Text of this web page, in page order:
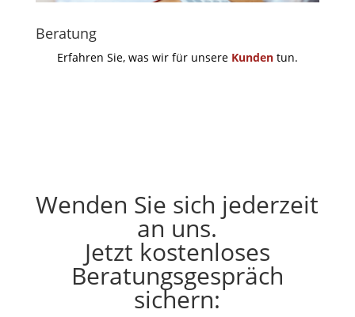
Beratung
Erfahren Sie, was wir für unsere Kunden tun.
Wenden Sie sich jederzeit
an uns.
Jetzt kostenloses
Beratungsgespräch
sichern: